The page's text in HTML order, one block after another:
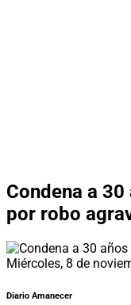
Condena a
por robo
Miércoles, 8 de
Diario Amanecer